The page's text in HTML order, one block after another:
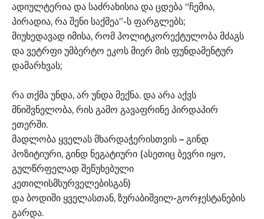
ადიულტერია და საძრახისია და ცდება “ჩემია,
პირადია, რა შენი საქმეა”-ს ფარგლებს;
მიუხედავად იმისა, რომ პოლიტკორექტულობა მძაგს
და ვეტრფი უმბერტო ეკოს მიერ მის ფუნდამენტურ
დამარხვას;
რა თქმა უნდა, არ უნდა მექნა. და არა აქვს
მნიშვნელობა, რის გამო გავაფრინე პირდაპირ
ეთერში.
მადლობა ყველას მხარდაჭერისთვის – გინდ
პოზიტიური, გინდ ნეგატიური (ასეთიც ბევრი იყო,
გულწრფელად შეწუხებული
კეთილისმსურველებისგან)
და ბოდიში ყველასთან, ზურაბიშვილ-გორჯესტანების
გარდა.